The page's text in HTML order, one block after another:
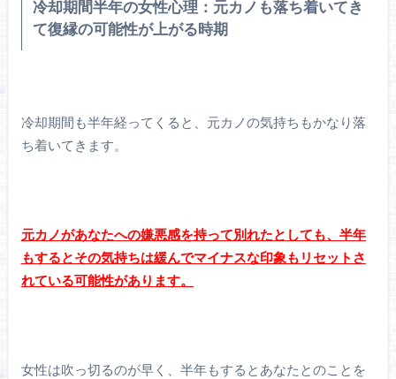
冷却期間半年の女性心理：元カノも落ち着いてき
て復縁の可能性が上がる時期
冷却期間も半年経ってくると、元カノの気持ちもかなり落
ち着いてきます。
元カノがあなたへの嫌悪感を持って別れたとしても、半年
もするとその気持ちは緩んでマイナスな印象もリセットさ
れている可能性があります。
女性は吹っ切るのが早く、半年もするとあなたとのことを